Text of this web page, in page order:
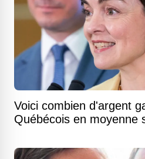
Voici combien d'argent
Québécois en moyenne